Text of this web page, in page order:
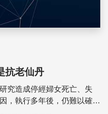
抗老仙丹
究造成停經婦女死亡、失
，執行多年後，仍難以確認